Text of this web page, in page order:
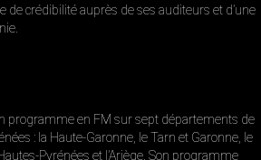
de crédibilité auprès de ses auditeurs et d’une
programme en FM sur sept départements de
: la Haute-Garonne, le Tarn et Garonne, le
Pyrénées et l’Ariège. Son programme